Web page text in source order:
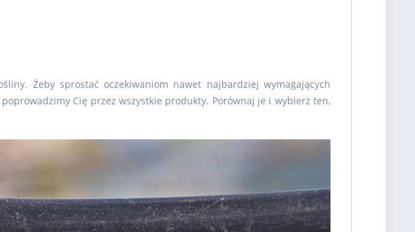
Żeby sprostać oczekiwaniom nawet najbardziej wymagających
Cię przez wszystkie produkty. Porównaj je i wybierz ten,